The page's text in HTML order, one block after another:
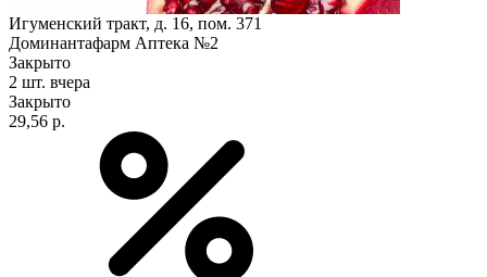
Игуменский тракт, д. 16, пом. 371
Доминантафарм Аптека №2
Закрыто
2 шт. вчера
Закрыто
29,56 р.